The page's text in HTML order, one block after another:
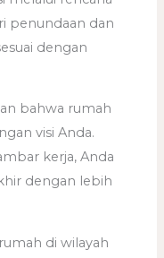
penundaan dan
dengan
bahwa rumah
visi Anda.
kerja, Anda
dengan lebih
di wilayah